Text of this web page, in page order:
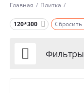
Главная / Плитка /
120*300 Сбросить
 Фильтры